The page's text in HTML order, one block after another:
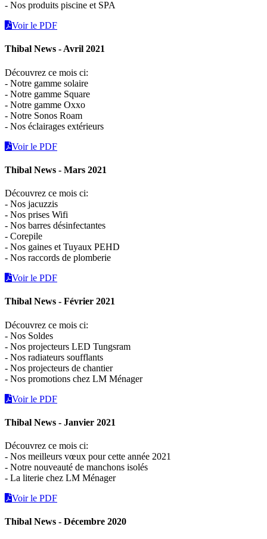
- Nos produits piscine et SPA
Voir le PDF
Thibal News - Avril 2021
Découvrez ce mois ci:
- Notre gamme solaire
- Notre gamme Square
- Notre gamme Oxxo
- Notre Sonos Roam
- Nos éclairages extérieurs
Voir le PDF
Thibal News - Mars 2021
Découvrez ce mois ci:
- Nos jacuzzis
- Nos prises Wifi
- Nos barres désinfectantes
- Corepile
- Nos gaines et Tuyaux PEHD
- Nos raccords de plomberie
Voir le PDF
Thibal News - Février 2021
Découvrez ce mois ci:
- Nos Soldes
- Nos projecteurs LED Tungsram
- Nos radiateurs soufflants
- Nos projecteurs de chantier
- Nos promotions chez LM Ménager
Voir le PDF
Thibal News - Janvier 2021
Découvrez ce mois ci:
- Nos meilleurs vœux pour cette année 2021
- Notre nouveauté de manchons isolés
- La literie chez LM Ménager
Voir le PDF
Thibal News - Décembre 2020